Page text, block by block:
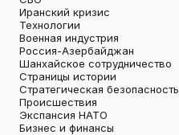
Иранский кризис
Технологии
Военная индустрия
Россия-Азербайджан
Шанхайское сотрудничество
Страницы истории
Стратегическая безопасность
Происшествия
Экспансия НАТО
Бизнес и финансы